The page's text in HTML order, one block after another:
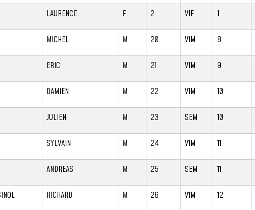
LAURENCE F 2 V1F 1
MICHEL M 20 V1M 8
ERIC M 21 V1M 9
DAMIEN M 22 V1M 10
JULIEN M 23 SEM 10
SYLVAIN M 24 V1M 11
ANDREAS M 25 SEM 11
RICHARD M 26 V1M 12